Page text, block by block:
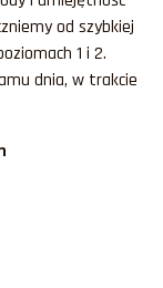
od szybkiej
1 i 2.
dnia, w trakcie